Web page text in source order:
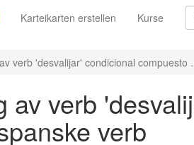
Karteikarten erstellen Kurse
verb 'desvalijar' condicional compuesto
av verb
verb